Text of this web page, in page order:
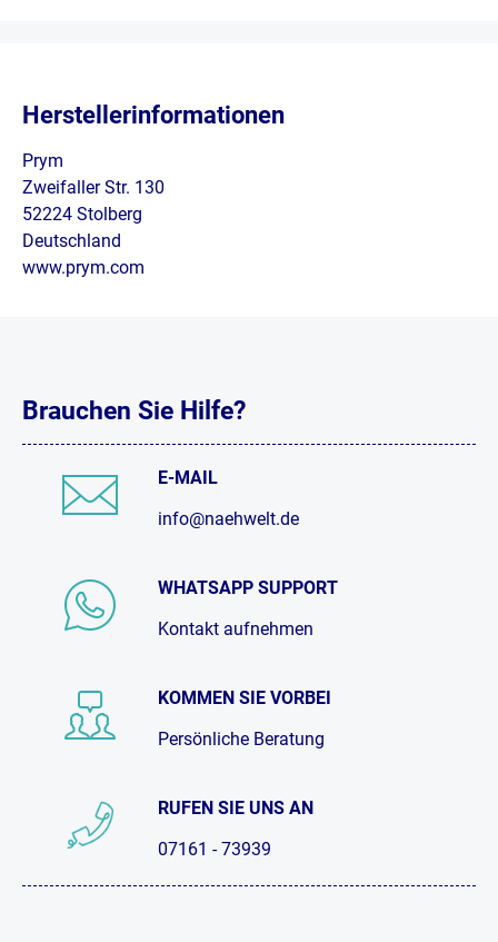
Herstellerinformationen
Prym
Zweifaller Str. 130
52224 Stolberg
Deutschland
www.prym.com
Brauchen Sie Hilfe?
E-MAIL
info@naehwelt.de
WHATSAPP SUPPORT
Kontakt aufnehmen
KOMMEN SIE VORBEI
Persönliche Beratung
RUFEN SIE UNS AN
07161 - 73939